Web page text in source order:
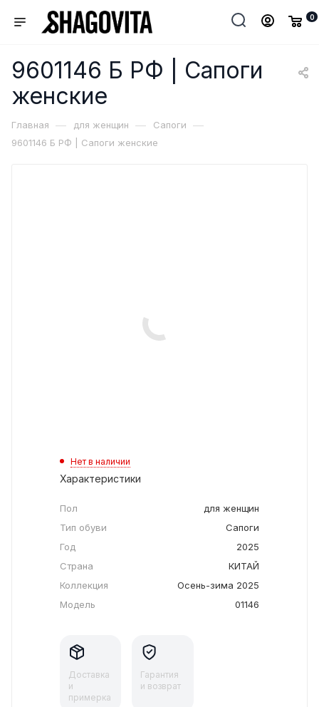
0
9601146 Б РФ | Сапоги
женские
Главная — для женщин — Сапоги —
9601146 Б РФ | Сапоги женские
Нет в наличии
Характеристики
Пол
для женщин
Тип обуви
Сапоги
Год
2025
Страна
КИТАЙ
Коллекция
Осень-зима 2025
Модель
01146
Доставка
и
примерка
Гарантия
и возврат